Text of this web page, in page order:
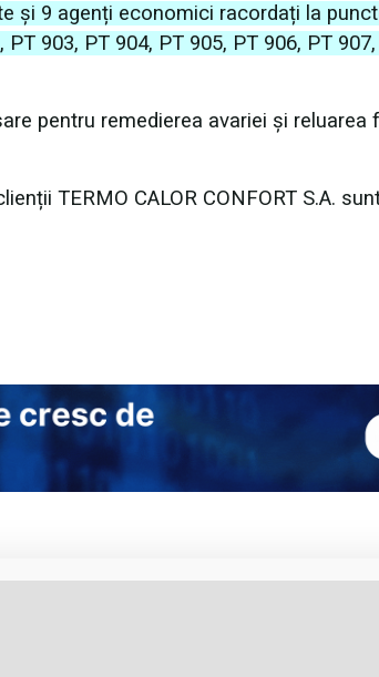
și 9 agenți economici racordați la
903, PT 904, PT 905, PT 906, PT
pentru remedierea avariei și reluarea
TERMO CALOR CONFORT S.A.